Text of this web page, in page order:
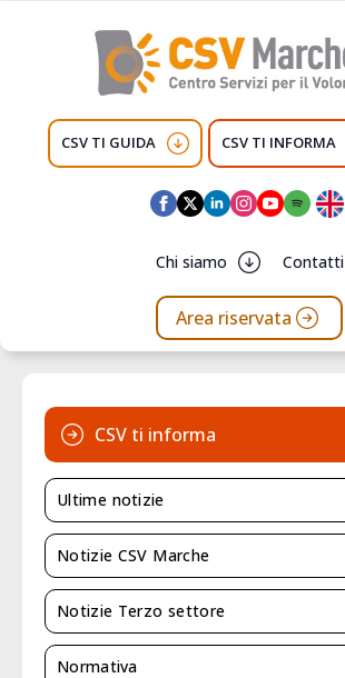
CSV TI GUIDA CSV TI INFORMA
Chi siamo Contatti
Area riservata
CSV ti informa
Ultime notizie
Notizie CSV Marche
Notizie Terzo settore
Normativa